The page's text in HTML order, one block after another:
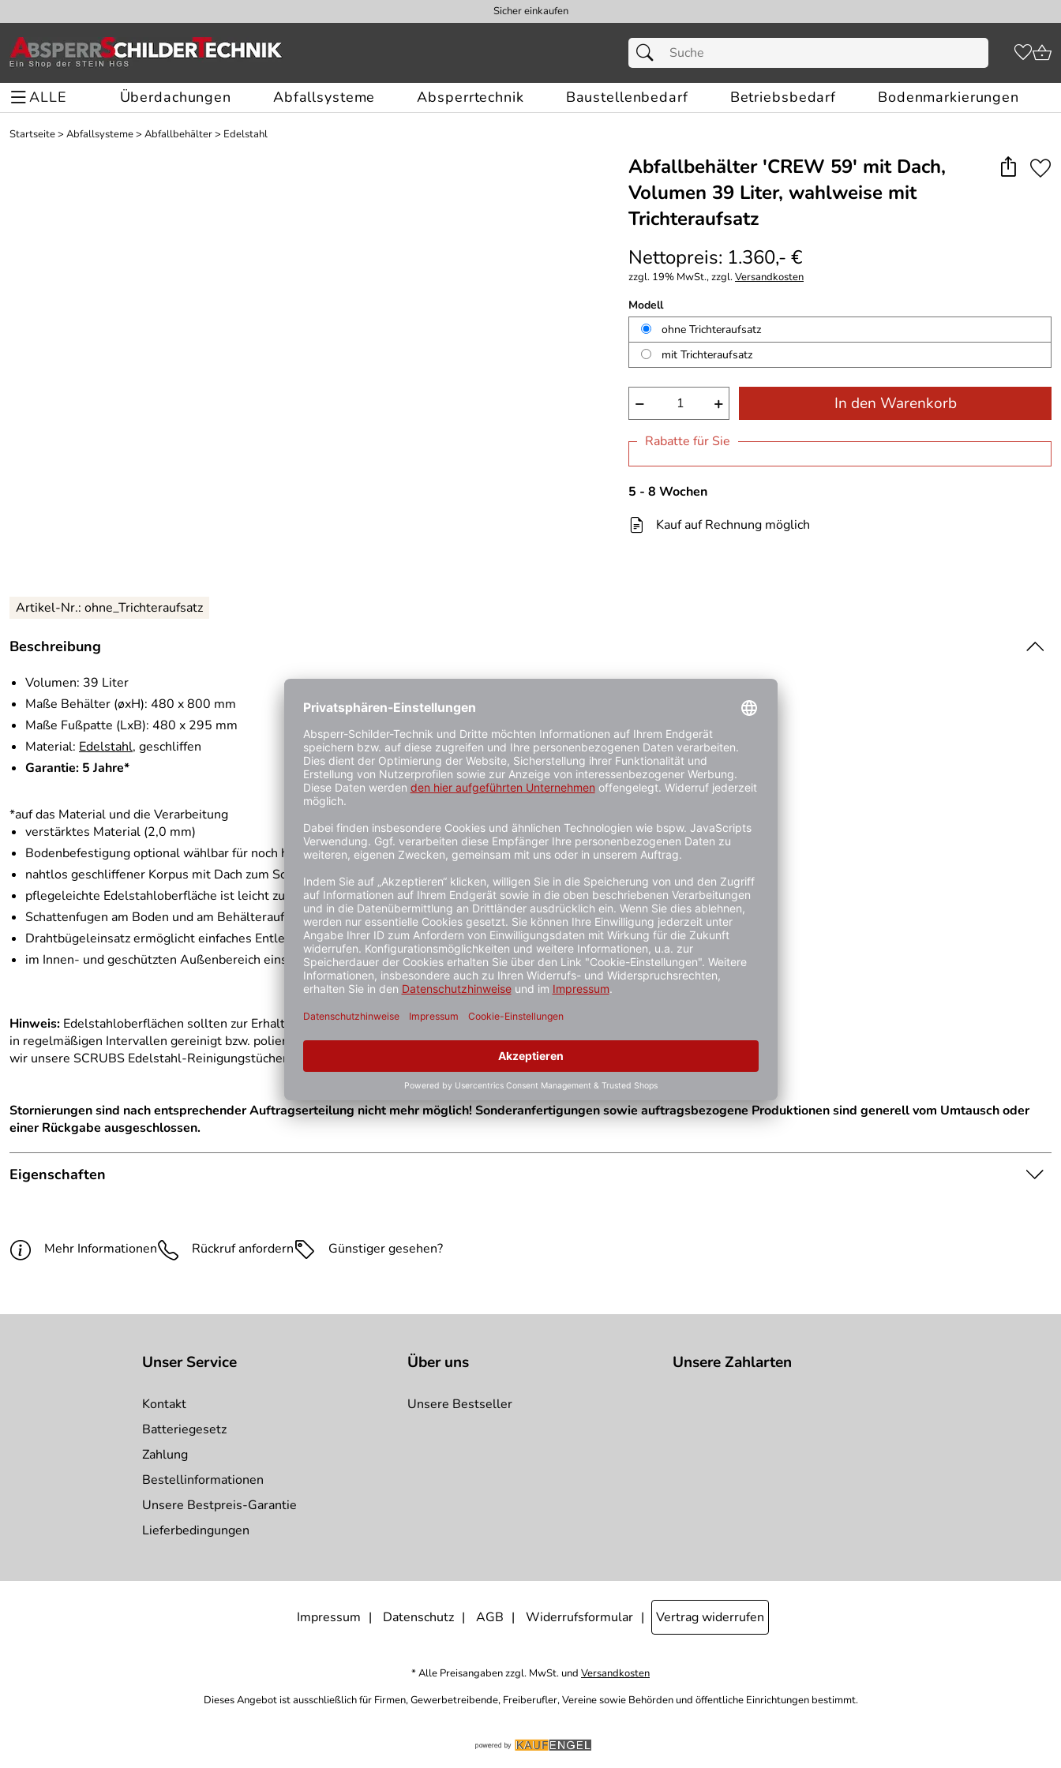
Sicher einkaufen
ALLE Überdachungen Abfallsysteme Absperrtechnik Baustellenbedarf Betriebsbedarf Bodenmarkierungen
Startseite> Abfallsysteme> Abfallbehälter> Edelstahl
Abfallbehälter ′CREW 59′ mit Dach,
Volumen 39 Liter, wahlweise mit
Trichteraufsatz
Nettopreis: 1.360,- €
zzgl. 19% MwSt., zzgl.Versandkosten
Modell
ohne Trichteraufsatz
mit Trichteraufsatz
− + In den Warenkorb
Rabatte für Sie
5 - 8 Wochen
Kauf auf Rechnung möglich
Artikel-Nr.: ohne_Trichteraufsatz
Beschreibung
Volumen: 39 Liter
Maße Behälter (øxH): 480 x 800 mm
Maße Fußpatte (LxB): 480 x 295 mm
Material: Edelstahl, geschliffen
Garantie: 5 Jahre*
*auf das Material und die Verarbeitung
verstärktes Material (2,0 mm)
Bodenbefestigung optional wählbar für noch höhere Sicherheit
nahtlos geschliffener Korpus mit Dach zum Schutz vor Nässe
pflegeleichte Edelstahloberfläche ist leicht zu reinigen
Schattenfugen am Boden und am Behälteraufsatz
Drahtbügeleinsatz ermöglicht einfaches Entleeren
im Innen- und geschützten Außenbereich einsetzbar (Flugrost möglich)
Hinweis: Edelstahloberflächen sollten zur Erhaltung der Materialerscheinung
in regelmäßigen Intervallen gereinigt bzw. poliert werden. Hierzu empfehlen
wir unsere SCRUBS Edelstahl-Reinigungstücher (Art. 15844 oder 15850 - siehe Zubehör).
Stornierungen sind nach entsprechender Auftragserteilung nicht mehr möglich! Sonderanfertigungen sowie auftragsbezogene Produktionen sind generell vom Umtausch oder
einer Rückgabe ausgeschlossen.
Eigenschaften
Modell:
ohne Trichteraufsatz
Mehr Informationen Rückruf anfordern Günstiger gesehen?
Unser Service
Kontakt
Batteriegesetz
Zahlung
Bestellinformationen
Unsere Bestpreis-Garantie
Lieferbedingungen
Über uns
Unsere Bestseller
Unsere Zahlarten
Impressum Datenschutz AGB Widerrufsformular Vertrag widerrufen
* Alle Preisangaben zzgl. MwSt. und Versandkosten
Dieses Angebot ist ausschließlich für Firmen, Gewerbetreibende, Freiberufler, Vereine sowie Behörden und öffentliche Einrichtungen bestimmt.